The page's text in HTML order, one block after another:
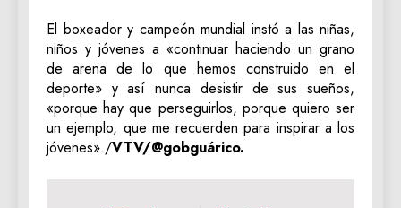
El boxeador y campeón mundial instó a las niñas,
niños y jóvenes a «continuar haciendo un grano
de arena de lo que hemos construido en el
deporte» y así nunca desistir de sus sueños,
«porque hay que perseguirlos, porque quiero ser
un ejemplo, que me recuerden para inspirar a los
jóvenes»./VTV/@gobguárico.